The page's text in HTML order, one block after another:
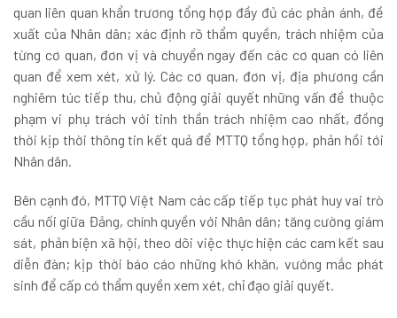
quan liên quan khẩn trương tổng hợp đầy đủ các phản ánh, đề
xuất của Nhân dân; xác định rõ thẩm quyền, trách nhiệm của
từng cơ quan, đơn vị và chuyển ngay đến các cơ quan có liên
quan để xem xét, xử lý. Các cơ quan, đơn vị, địa phương cần
nghiêm túc tiếp thu, chủ động giải quyết những vấn đề thuộc
phạm vi phụ trách với tinh thần trách nhiệm cao nhất, đồng
thời kịp thời thông tin kết quả để MTTQ tổng hợp, phản hồi tới
Nhân dân.
Bên cạnh đó, MTTQ Việt Nam các cấp tiếp tục phát huy vai trò
cầu nối giữa Đảng, chính quyền với Nhân dân; tăng cường giám
sát, phản biện xã hội, theo dõi việc thực hiện các cam kết sau
diễn đàn; kịp thời báo cáo những khó khăn, vướng mắc phát
sinh để cấp có thẩm quyền xem xét, chỉ đạo giải quyết.